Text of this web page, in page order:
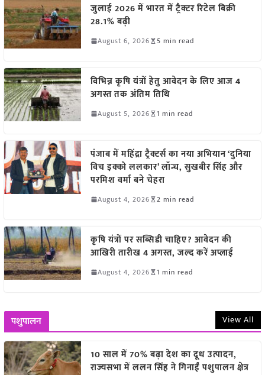
जुलाई 2026 में भारत में ट्रैक्टर रिटेल बिक्री
28.1% बढ़ी
August 6, 2026 5 min read
विभिन्न कृषि यंत्रों हेतु आवेदन के लिए आज 4
अगस्त तक अंतिम तिथि
August 5, 2026 1 min read
पंजाब में महिंद्रा ट्रैक्टर्स का नया अभियान ‘दुनिया
विच इक्को ललकार’ लॉन्च, सुखबीर सिंह और
परमिश वर्मा बने चेहरा
August 4, 2026 2 min read
कृषि यंत्रों पर सब्सिडी चाहिए? आवेदन की
आखिरी तारीख 4 अगस्त, जल्द करें अप्लाई
August 4, 2026 1 min read
पशुपालन View All
10 साल में 70% बढ़ा देश का दूध उत्पादन,
राज्यसभा में ललन सिंह ने गिनाईं पशुपालन क्षेत्र